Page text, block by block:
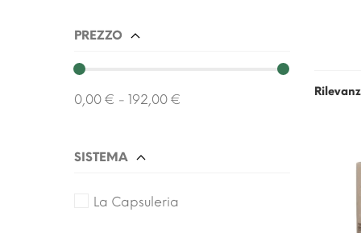
PREZZO
0,00 € - 192,00 €
SISTEMA
La Capsuleria